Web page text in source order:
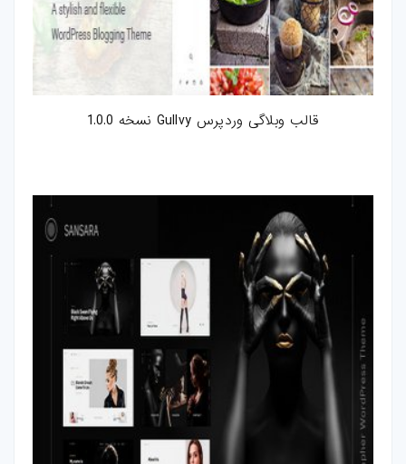
میکس-و-مونتاژ
فوتیج
پروژه-افتر-افکت
اکشن-فتوشاپ
براش-فتوشاپ
فیلتر-فتوشاپ
استایل-فتوشاپ
پریست-لایتروم
اسکریپت
قالب وبلاگی وردپرس Gullvy نسخه 1.0.0